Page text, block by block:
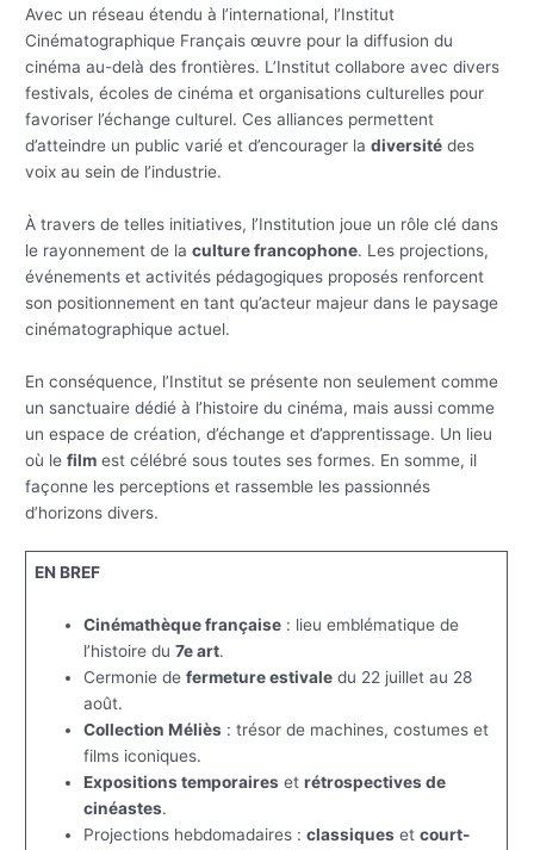
Avec un réseau étendu à l’international, l’Institut
Cinématographique Français œuvre pour la diffusion du
cinéma au-delà des frontières. L’Institut collabore avec divers
festivals, écoles de cinéma et organisations culturelles pour
favoriser l’échange culturel. Ces alliances permettent
d’atteindre un public varié et d’encourager ladiversité des
voix au sein de l’industrie.
À travers de telles initiatives, l’Institution joue un rôle clé dans
le rayonnement de laculture francophone. Les projections,
événements et activités pédagogiques proposés renforcent
son positionnement en tant qu’acteur majeur dans le paysage
cinématographique actuel.
En conséquence, l’Institut se présente non seulement comme
un sanctuaire dédié à l’histoire du cinéma, mais aussi comme
un espace de création, d’échange et d’apprentissage. Un lieu
où lefilm est célébré sous toutes ses formes. En somme, il
façonne les perceptions et rassemble les passionnés
d’horizons divers.
EN BREF
Cinémathèque française: lieu emblématique de
l’histoire du 7e art.
Cermonie de fermeture estivaledu 22 juillet au 28
août.
Collection Méliès: trésor de machines, costumes et
films iconiques.
Expositions temporaireset rétrospectives de
cinéastes.
Projections hebdomadaires : classiqueset court-